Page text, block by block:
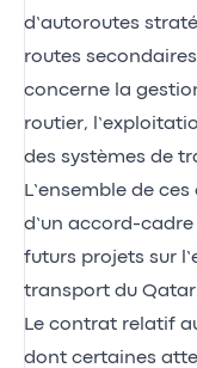
d’autoroutes
routes
concerne la
routier,
des systèmes de
L’ensemble de
d’un accord-
futurs projets sur
transport du
Le contrat relatif
dont certaines